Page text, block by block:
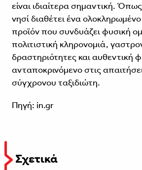
είναι ιδιαίτερα σημαντική.
νησί διαθέτει ένα ολοκληρωμένο
προϊόν που συνδυάζει φυσική
πολιτιστική κληρονομιά,
δραστηριότητες και αυθεντική
ανταποκρινόμενο στις
σύγχρονου ταξιδιώτη.
Πηγή: in.gr
Σχετικά